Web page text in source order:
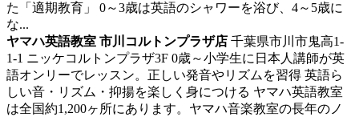
た「適期教育」 0～3歳は英語のシャワーを浴び、4～5歳に
な...
ヤマハ英語教室 市川コルトンプラザ店 千葉県市川市鬼高1-
1-1 ニッケコルトンプラザ3F 0歳～小学生に日本人講師が英
語オンリーでレッスン。正しい発音やリズムを習得 英語ら
しい音・リズム・抑揚を楽しく身につける ヤマハ英語教室
は全国約1,200ヶ所にあります。ヤマハ音楽教室の長年のノ